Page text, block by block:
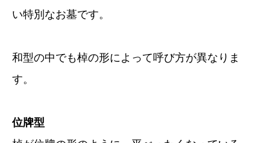
い特別なお墓です。
和型の中でも棹の形によって呼び方が異なりま
す。
位牌型